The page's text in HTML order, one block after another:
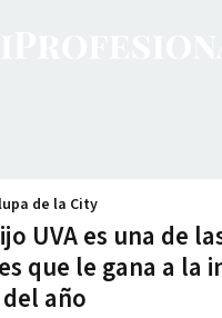
UVA es una de
que le gana a la
año
de la City